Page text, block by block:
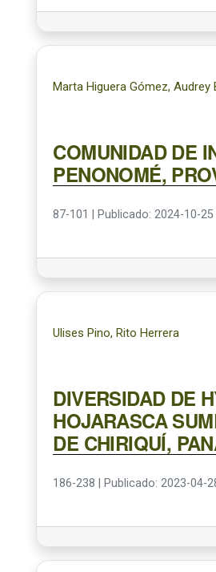
Marta Higuera Gómez, Audrey
COMUNIDAD DE
PENONOMÉ,
87-101 Publicado: 2024-10-25
Ulises Pino, Rito Herrera
DIVERSIDAD DE
HOJARASCA
DE CHIRIQUÍ,
186-238 Publicado: 2023-04-